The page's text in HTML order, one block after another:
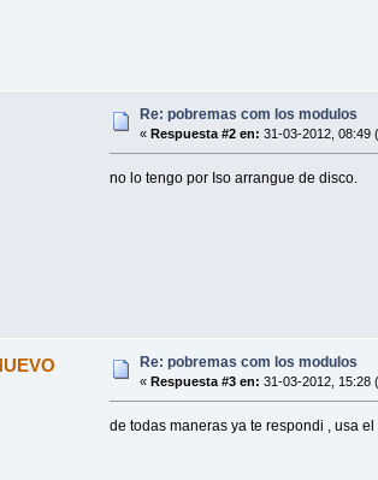
Re: pobremas com los modulos
« Respuesta #2 en: 31-03-2012, 08:49
no lo tengo por Iso arrangue de disco.
Re: pobremas com los modulos
« Respuesta #3 en: 31-03-2012, 15:28
de todas maneras ya te respondi , usa